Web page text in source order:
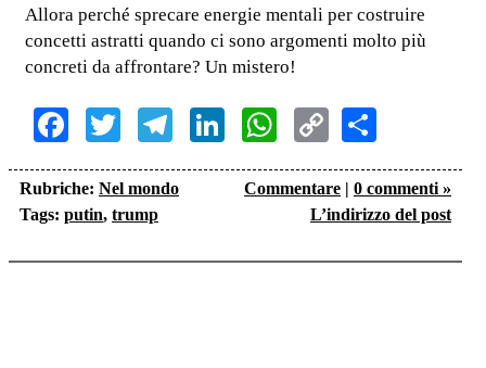
Allora perché sprecare energie mentali per costruire
concetti astratti quando ci sono argomenti molto più
concreti da affrontare? Un mistero!
Facebook
TwitterTelegram
LinkedInWhatsApp
Copy
Link
Rubriche: Nel mondo
Tags: putin, trump
Commentare | 0 commenti »
L’indirizzo del post